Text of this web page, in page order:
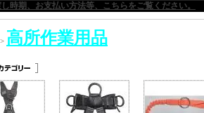
時期、お支払い方法等、こちらをご覧ください。
> 高所作業用品